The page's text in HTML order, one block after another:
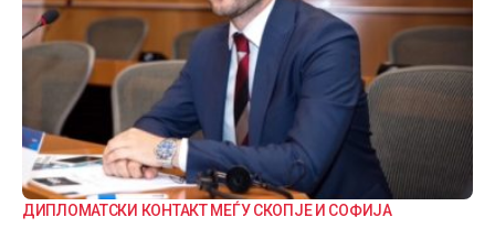
ДИПЛОМАТСКИ КОНТАКТ МЕЃУ СКОПЈЕ И СОФИЈА